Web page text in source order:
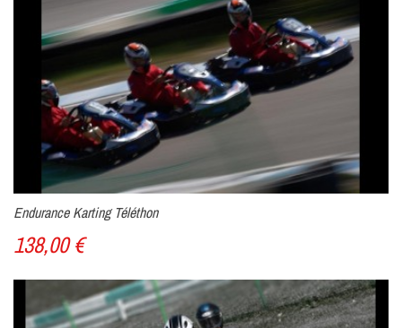
Endurance Karting Téléthon
138,00 €